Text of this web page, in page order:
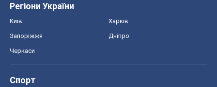
Регіони України
Київ Харків
Запоріжжя Дніпро
Черкаси
Спорт